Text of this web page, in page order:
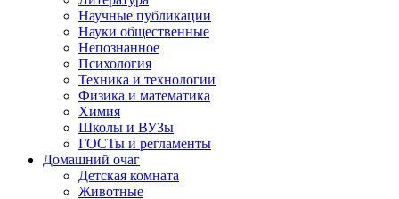
Научные публикации
Науки общественные
Непознанное
Психология
Техника и технологии
Физика и математика
Химия
Школы и ВУЗы
ГОСТы и регламенты
Домашний очаг
Детская комната
Животные